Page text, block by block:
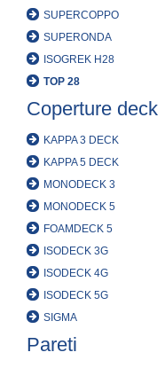
SUPERCOPPO
SUPERONDA
ISOGREK H28
TOP 28
Coperture deck
KAPPA 3 DECK
KAPPA 5 DECK
MONODECK 3
MONODECK 5
FOAMDECK 5
ISODECK 3G
ISODECK 4G
ISODECK 5G
SIGMA
Pareti